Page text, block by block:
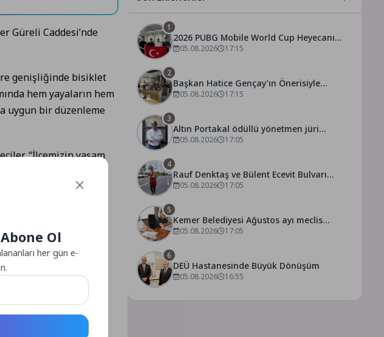
Güreli Caddesi’nde
genişliğinde bisiklet
hem yayaların hem
uygun bir düzenleme
“İlçemizin yaşam
amacıyla
ve bisiklet yolu
çevreci ulaşımı
kısa sürede
sürdürüyor.
1
2026 PUBG Mobile World Cup Heyecanı
Paris’te Başlıyor
05.08.2026 17:15
2
Başkan Hatice Gençay’ın Önerisiyle
Akyeniköy Düğün Salonu Yıl Sonuna Kadar
05.08.2026 17:15
3
Altın Portakal ödüllü yönetmen jüri
başkanı oldu
05.08.2026 17:05
4
Rauf Denktaş ve Bülent Ecevit Bulvarı
yolları asfaltlanıyor
05.08.2026 17:05
5
Kemer Belediyesi Ağustos ayı meclis
toplantısı yapıldı
05.08.2026 17:05
6
DEÜ Hastanesinde Büyük Dönüşüm
05.08.2026 16:55
Ol
her gün e-